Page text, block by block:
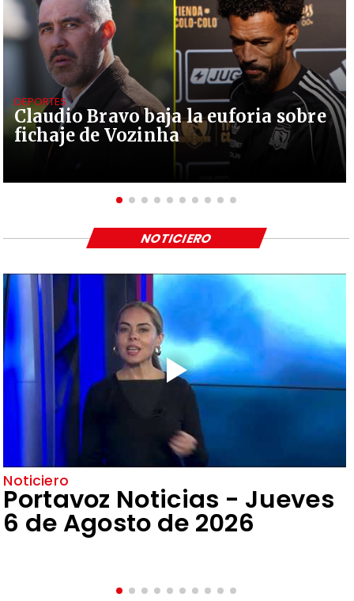
Claudio Bravo baja la euforia sobre
fichaje de Vozinha
DEPORTES
Noticiero
Portavoz Noticias - Jueves
6 de Agosto de 2026
NOTICIERO